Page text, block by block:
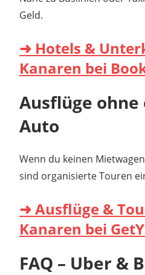
Geld.
➜ Hotels &
Kanaren bei
Ausflüge ohne
Auto
Wenn du keinen
sind organisierte Touren
➜ Ausflüge &
Kanaren bei
FAQ – Uber &